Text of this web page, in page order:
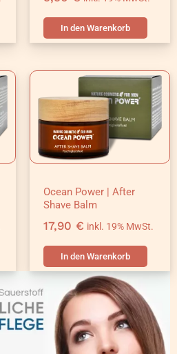
In den Warenkorb
Ocean Power | After
Shave Balm
17,90 € inkl. 19% MwSt.
In den Warenkorb